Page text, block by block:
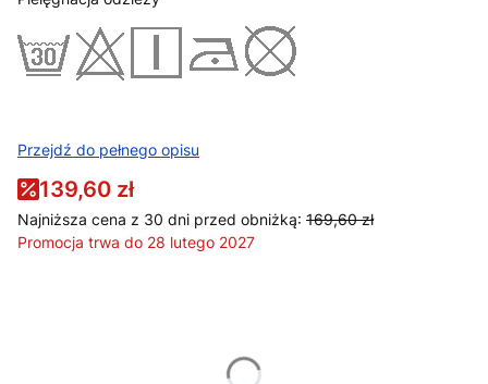
Przejdź do pełnego opisu
139,60 zł
Najniższa cena z 30 dni przed obniżką: 169,60 zł
Promocja trwa do 28 lutego 2027